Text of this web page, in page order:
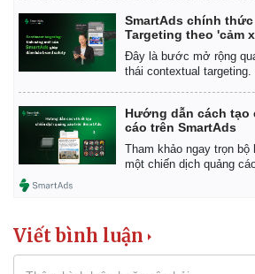
SmartAds chính
Targeting theo 'cảm
Đây là bước mở rộng
thái contextual targeting.
Hướng dẫn cách tạo
cáo trên SmartAds
Tham khảo ngay trọn
một chiến dịch quảng
Viết bình luận